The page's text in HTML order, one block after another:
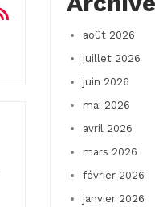
août 2026
juillet 2026
juin 2026
mai 2026
avril 2026
mars 2026
février 2026
janvier 2026